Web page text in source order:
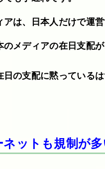
アは、日本人だけで運
のメディアの在日支配
日の支配に黙っている
ネットも規制が